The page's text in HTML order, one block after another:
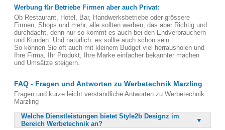
Werbung für Betriebe Firmen aber auch Privat:
Ob Restaurant, Hotel, Bar, Handwerksbetriebe oder grössere
Firmen, Shops und mehr, alle sollten werben, das aber Richtig und
durchdacht, denn nur so kommt es auch bei den Endverbrauchern
und Kunden. Und natürlich: es sollte auch schön sein.
So können Sie oft auch mit kleinem Budget viel herrausholen und
Ihre Firma, Ihr Produkt, Ihre Marke einfacher bekannter machen
und Umsätze steigern.
FAQ - Fragen und Antworten zu Werbetechnik Marzling
Fragen und kurze leicht verständliche Antworten zu Werbetechnik
Marzling
Welche Dienstleistungen bietet Style2b Designz im
Bereich Werbetechnik an?